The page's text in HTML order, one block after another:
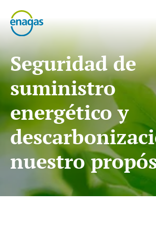
Seguridad de
suministro
energético y
nuestro